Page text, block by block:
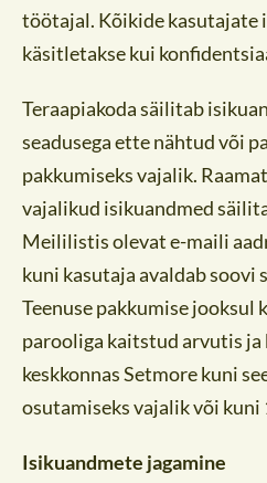
töötajal. Kõikide kasutajate
käsitletakse kui
Teraapiakoda säilitab
seadusega ette nähtud või
pakkumiseks vajalik.
vajalikud isikuandmed
Meililistis olevat e-maili
kuni kasutaja avaldab soovi
Teenuse pakkumise
parooliga kaitstud arvutis
keskkonnas Setmore kuni
osutamiseks vajalik või kuni
Isikuandmete jagamine